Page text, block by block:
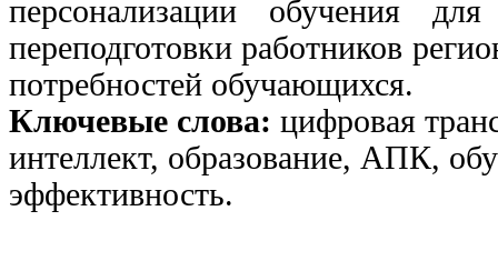
персонализации обучения
переподготовки работников
потребностей обучающихся.
Ключевые слова: цифровая
интеллект, образование, АПК,
эффективность.